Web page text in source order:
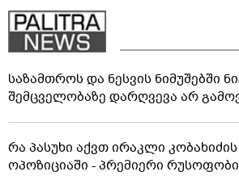
საზამთროს და ნესვის ნიმუშებში
შემცველობაზე დარღვევა არ
რა პასუხი აქვთ ირაკლი
ოპოზიციაში - პრემიერი